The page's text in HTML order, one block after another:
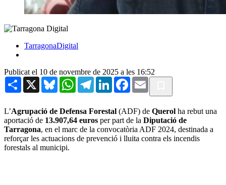
TarragonaDigital
Publicat el 10 de novembre de 2025 a les 16:52
Share X BlueskyWhatsAppTelegramLinkedInFacebook
Email
L’Agrupació de Defensa Forestal (ADF) de Querol ha rebut una
aportació de 13.907,64 euros per part de la Diputació de
Tarragona, en el marc de la convocatòria ADF 2024, destinada a
reforçar les actuacions de prevenció i lluita contra els incendis
forestals al municipi.